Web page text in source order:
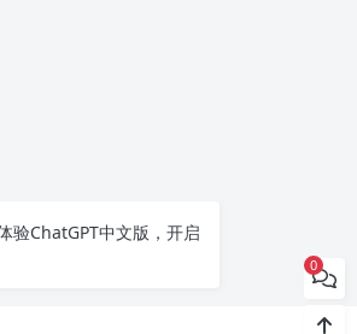
验ChatGPT中文版 ，开启
0